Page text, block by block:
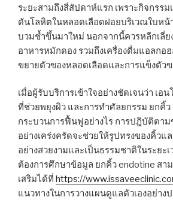
ระยะสามถึงสี่สัปดาห์แรก เพราะกิจกรรม
ดันโลหิตในหลอดเลือดฝอยบริเวณใบหน้
บวมช้ำขึ้นมาใหม่ นอกจากนี้ควรหลีกเลี่ย
อาหารหมักดอง รวมถึงเครื่องดื่มแอลกอ
ขยายตัวของหลอดเลือดและการแข็งตัวข
เมื่อผู้รับบริการเข้าใจอย่างชัดเจนว่า เอ
ที่ช่วยพยุงผิว และการทำศัลยกรรม ยกคิ้ว
กระบวนการฟื้นฟูอย่างไร การปฎิบัติตา
อย่างเคร่งครัดจะช่วยให้รูปทรงของคิ้วแ
อย่างสวยงามและเป็นธรรมชาติในระยะ
ต้องการศึกษาข้อมูล ยกคิ้ว endotine สา
เสริมได้ที่ https://
แนวทางในการวางแผนดูแลตัวเองอย่าง